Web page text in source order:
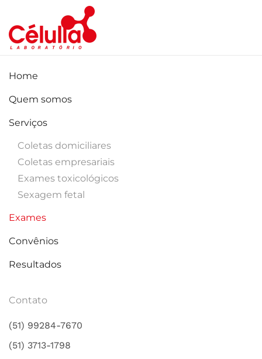
Skip to main content
Home
Quem somos
Serviços
Coletas domiciliares
Coletas empresariais
Exames toxicológicos
Sexagem fetal
Exames
Convênios
Resultados
Contato
(51) 99284-7670
(51) 3713-1798